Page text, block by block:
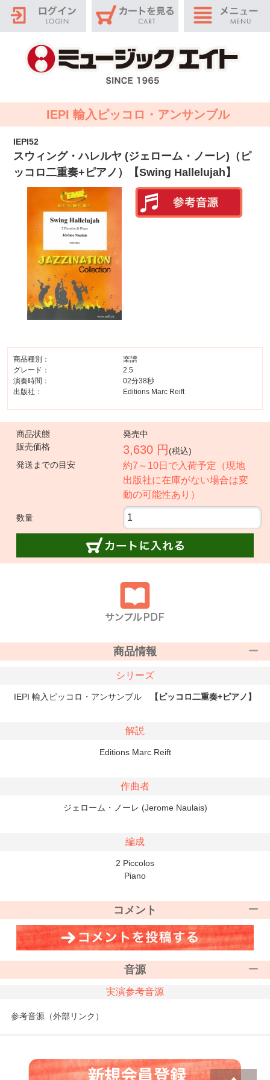
IEPI 輸入ピッコロ・アンサンブル
IEPI52
スウィング・ハレルヤ (ジェローム・ノーレ)（ピ
ッコロ二重奏+ピアノ）【Swing Hallelujah】
商品種別：
楽譜
グレード：
2.5
演奏時間：
02分38秒
出版社：
Editions Marc Reift
商品状態
発売中
販売価格
3,630 円 (税込)
発送までの目安
約7～10日で入荷予定（現地
出版社に在庫がない場合は変
動の可能性あり）
数量
商品情報
シリーズ
IEPI 輸入ピッコロ・アンサンブル 【ピッコロ二重奏+ピアノ】
解説
Editions Marc Reift
作曲者
ジェローム・ノーレ (Jerome Naulais)
編成
2 Piccolos
Piano
コメント
音源
実演参考音源
参考音源（外部リンク）